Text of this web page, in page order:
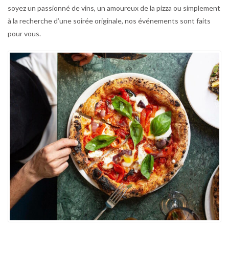
soyez un passionné de vins, un amoureux de la pizza ou simplement
à la recherche d’une soirée originale, nos événements sont faits
pour vous.